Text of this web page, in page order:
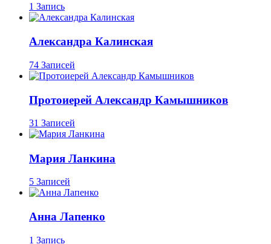
1 Запись
Александра Калинская
74 Записей
Протоиерей Александр Камышников
31 Записей
Мария Ланкина
5 Записей
Анна Лапенко
1 Запись